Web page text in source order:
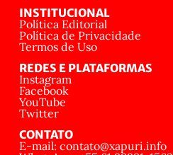
INSTITUCIONAL
Política Editorial
Política de Privacidade
Termos de Uso
REDES E PLATAFORMAS
Instagram
Facebook
YouTube
Twitter
CONTATO
E-mail: contato@xapuri.info